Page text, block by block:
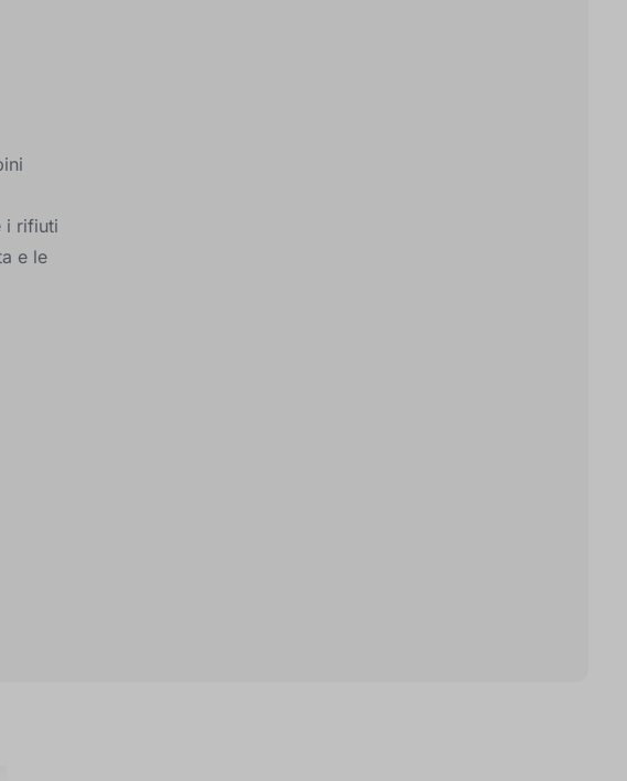
i rifiuti
e le